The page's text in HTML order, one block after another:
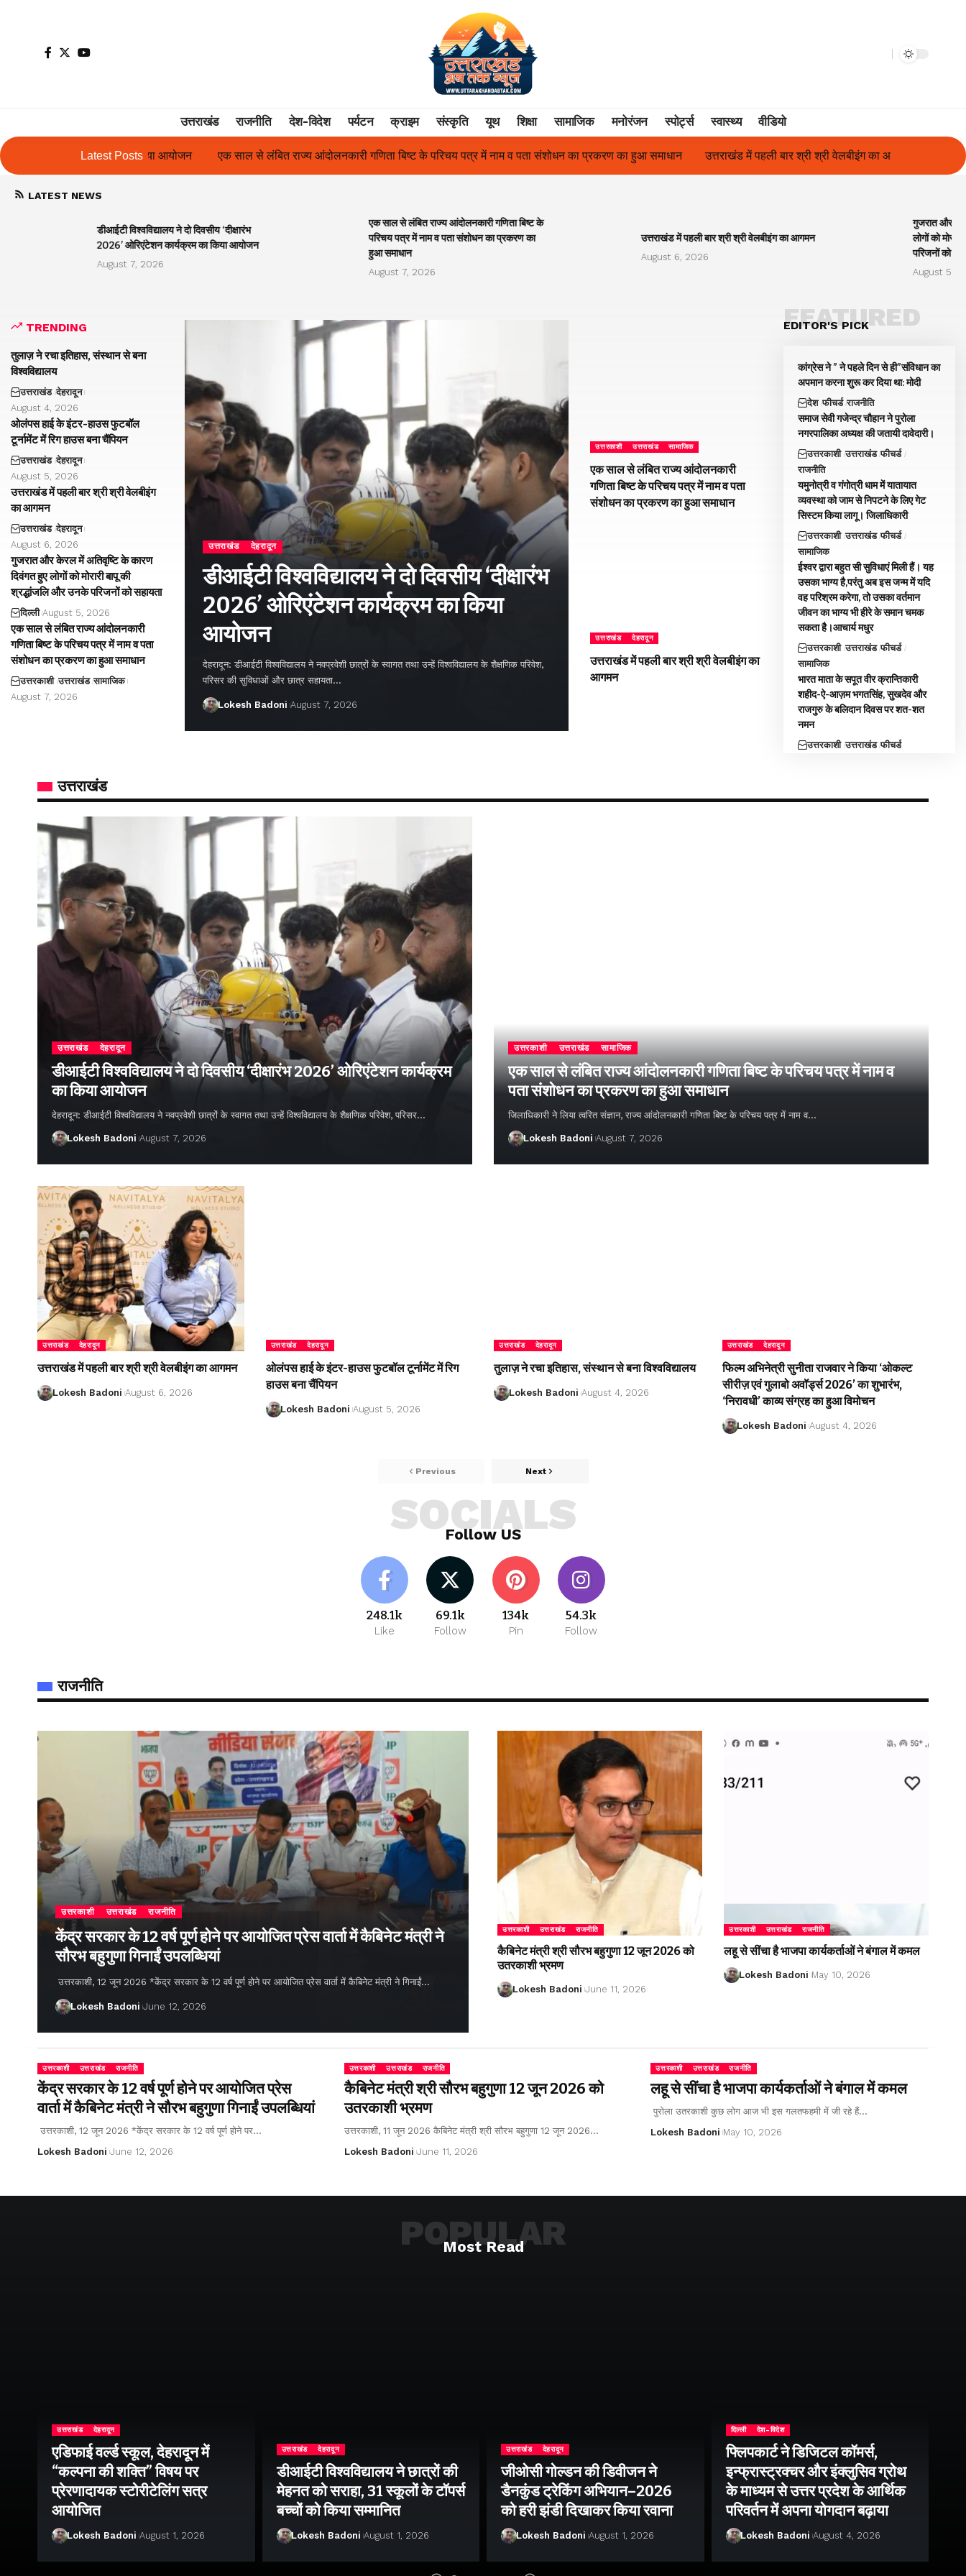
उत्तराखंड राजनीति देश-विदेश पर्यटन क्राइम संस्कृति यूथ शिक्षा सामाजिक मनोरंजन स्पोर्ट्स स्वास्थ्य वीडियो
Latest Posts
का किया आयोजन एक साल से लंबित राज्य आंदोलनकारी गणिता बिष्ट के परिचय पत्र में नाम व पता संशोधन का प्रकरण का हुआ समाधान उत्तराखंड में पहली बार श्री श्री वेलबीइंग का आगमन गुजरात और केरल में अतिवृष्टि के
LATEST NEWS
डीआईटी विश्वविद्यालय ने दो दिवसीय ‘दीक्षारंभ
2026’ ओरिएंटेशन कार्यक्रम का किया आयोजन
August 7, 2026
एक साल से लंबित राज्य आंदोलनकारी गणिता बिष्ट के
परिचय पत्र में नाम व पता संशोधन का प्रकरण का
हुआ समाधान
August 7, 2026
उत्तराखंड में पहली बार श्री श्री वेलबीइंग का आगमन
August 6, 2026
गुजरात और
लोगों को
परिजनों को
August 5,
TRENDING
तुलाज़ ने रचा इतिहास, संस्थान से बना
विश्वविद्यालय
उत्तराखंड देहरादून
August 4, 2026
ओलंपस हाई के इंटर-हाउस फुटबॉल
टूर्नामेंट में रिग हाउस बना चैंपियन
उत्तराखंड देहरादून
August 5, 2026
उत्तराखंड में पहली बार श्री श्री वेलबीइंग
का आगमन
उत्तराखंड देहरादून
August 6, 2026
गुजरात और केरल में अतिवृष्टि के कारण
दिवंगत हुए लोगों को मोरारी बापू की
श्रद्धांजलि और उनके परिजनों को सहायता
दिल्ली August 5, 2026
एक साल से लंबित राज्य आंदोलनकारी
गणिता बिष्ट के परिचय पत्र में नाम व पता
संशोधन का प्रकरण का हुआ समाधान
उत्तरकाशी उत्तराखंड सामाजिक
August 7, 2026
उत्तराखंड देहरादून
डीआईटी विश्वविद्यालय ने दो दिवसीय ‘दीक्षारंभ
2026’ ओरिएंटेशन कार्यक्रम का किया
आयोजन
देहरादून: डीआईटी विश्वविद्यालय ने नवप्रवेशी छात्रों के स्वागत तथा उन्हें विश्वविद्यालय के शैक्षणिक परिवेश,
परिसर की सुविधाओं और छात्र सहायता…
Lokesh Badoni August 7, 2026
उत्तरकाशी उत्तराखंड सामाजिक
एक साल से लंबित राज्य आंदोलनकारी
गणिता बिष्ट के परिचय पत्र में नाम व पता
संशोधन का प्रकरण का हुआ समाधान
उत्तराखंड देहरादून
उत्तराखंड में पहली बार श्री श्री वेलबीइंग का
आगमन
EDITOR'S PICK
FEATURED
कांग्रेस ने ” ने पहले दिन से ही”संविधान का
अपमान करना शुरू कर दिया था: मोदी
देश फीचर्ड राजनीति
समाज सेवी गजेन्द्र चौहान ने पुरोला
नगरपालिका अध्यक्ष की जतायी दावेदारी।
उत्तरकाशी उत्तराखंड फीचर्ड
राजनीति
यमुनोत्री व गंगोत्री धाम में यातायात
व्यवस्था को जाम से निपटने के लिए गेट
सिस्टम किया लागू। जिलाधिकारी
उत्तरकाशी उत्तराखंड फीचर्ड
सामाजिक
ईश्वर द्वारा बहुत सी सुविधाएं मिली हैं। यह
उसका भाग्य है,परंतु अब इस जन्म में यदि
वह परिश्रम करेगा, तो उसका वर्तमान
जीवन का भाग्य भी हीरे के समान चमक
सकता है।आचार्य मधुर
उत्तरकाशी उत्तराखंड फीचर्ड
सामाजिक
भारत माता के सपूत वीर क्रान्तिकारी
शहीद-ऐ-आज़म भगतसिंह, सुखदेव और
राजगुरु के बलिदान दिवस पर शत-शत
नमन
उत्तरकाशी उत्तराखंड फीचर्ड
उत्तराखंड
उत्तराखंड देहरादून
डीआईटी विश्वविद्यालय ने दो दिवसीय ‘दीक्षारंभ 2026’ ओरिएंटेशन कार्यक्रम
का किया आयोजन
देहरादून: डीआईटी विश्वविद्यालय ने नवप्रवेशी छात्रों के स्वागत तथा उन्हें विश्वविद्यालय के शैक्षणिक परिवेश, परिसर…
Lokesh Badoni August 7, 2026
उत्तरकाशी उत्तराखंड सामाजिक
एक साल से लंबित राज्य आंदोलनकारी गणिता बिष्ट के परिचय पत्र में नाम व
पता संशोधन का प्रकरण का हुआ समाधान
जिलाधिकारी ने लिया त्वरित संज्ञान, राज्य आंदोलनकारी गणिता बिष्ट के परिचय पत्र में नाम व…
Lokesh Badoni August 7, 2026
उत्तराखंड देहरादून
उत्तराखंड में पहली बार श्री श्री वेलबीइंग का आगमन
Lokesh Badoni August 6, 2026
उत्तराखंड देहरादून
ओलंपस हाई के इंटर-हाउस फुटबॉल टूर्नामेंट में रिग
हाउस बना चैंपियन
Lokesh Badoni August 5, 2026
उत्तराखंड देहरादून
तुलाज़ ने रचा इतिहास, संस्थान से बना विश्वविद्यालय
Lokesh Badoni August 4, 2026
उत्तराखंड देहरादून
फिल्म अभिनेत्री सुनीता राजवार ने किया ‘ओकल्ट
सीरीज़ एवं गुलाबो अवॉर्ड्स 2026’ का शुभारंभ,
‘निरावधी’ काव्य संग्रह का हुआ विमोचन
Lokesh Badoni August 4, 2026
Previous Next
Follow US
SOCIALS
248.1k
Like
69.1k
Follow
134k
Pin
54.3k
Follow
राजनीति
उत्तरकाशी उत्तराखंड राजनीति
केंद्र सरकार के 12 वर्ष पूर्ण होने पर आयोजित प्रेस वार्ता में कैबिनेट मंत्री ने
सौरभ बहुगुणा गिनाईं उपलब्धियां
उत्तरकाशी, 12 जून 2026 *केंद्र सरकार के 12 वर्ष पूर्ण होने पर आयोजित प्रेस वार्ता में कैबिनेट मंत्री ने गिनाईं…
Lokesh Badoni June 12, 2026
उत्तरकाशी उत्तराखंड राजनीति
कैबिनेट मंत्री श्री सौरभ बहुगुणा 12 जून 2026 को
उतरकाशी भ्रमण
Lokesh Badoni June 11, 2026
उत्तरकाशी उत्तराखंड राजनीति
लहू से सींचा है भाजपा कार्यकर्ताओं ने बंगाल में कमल
Lokesh Badoni May 10, 2026
उत्तरकाशी उत्तराखंड राजनीति
केंद्र सरकार के 12 वर्ष पूर्ण होने पर आयोजित प्रेस
वार्ता में कैबिनेट मंत्री ने सौरभ बहुगुणा गिनाईं उपलब्धियां
उत्तरकाशी, 12 जून 2026 *केंद्र सरकार के 12 वर्ष पूर्ण होने पर…
Lokesh Badoni June 12, 2026
उत्तरकाशी उत्तराखंड राजनीति
कैबिनेट मंत्री श्री सौरभ बहुगुणा 12 जून 2026 को
उतरकाशी भ्रमण
उत्तरकाशी, 11 जून 2026 कैबिनेट मंत्री श्री सौरभ बहुगुणा 12 जून 2026…
Lokesh Badoni June 11, 2026
उत्तरकाशी उत्तराखंड राजनीति
लहू से सींचा है भाजपा कार्यकर्ताओं ने बंगाल में कमल
पुरोला उतरकाशी कुछ लोग आज भी इस गलतफहमी में जी रहे हैं…
Lokesh Badoni May 10, 2026
Most Read
POPULAR
उत्तराखंड देहरादून
एडिफाई वर्ल्ड स्कूल, देहरादून में
“कल्पना की शक्ति” विषय पर
प्रेरणादायक स्टोरीटेलिंग सत्र
आयोजित
Lokesh Badoni August 1, 2026
उत्तराखंड देहरादून
डीआईटी विश्वविद्यालय ने छात्रों की
मेहनत को सराहा, 31 स्कूलों के टॉपर्स
बच्चों को किया सम्मानित
Lokesh Badoni August 1, 2026
उत्तराखंड देहरादून
जीओसी गोल्डन की डिवीजन ने
डैनकुंड ट्रेकिंग अभियान–2026
को हरी झंडी दिखाकर किया रवाना
Lokesh Badoni August 1, 2026
दिल्ली देश-विदेश
फ्लिपकार्ट ने डिजिटल कॉमर्स,
इन्फ्रास्ट्रक्चर और इंक्लुसिव ग्रोथ
के माध्यम से उत्तर प्रदेश के आर्थिक
परिवर्तन में अपना योगदान बढ़ाया
Lokesh Badoni August 4, 2026